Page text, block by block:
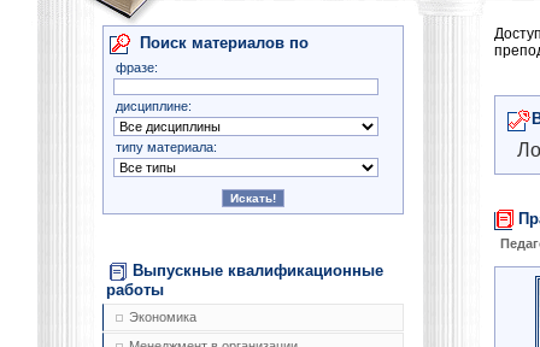
Поиск материалов по
фразе:
дисциплине:
типу материала:
Выпускные квалификационные
работы
Экономика